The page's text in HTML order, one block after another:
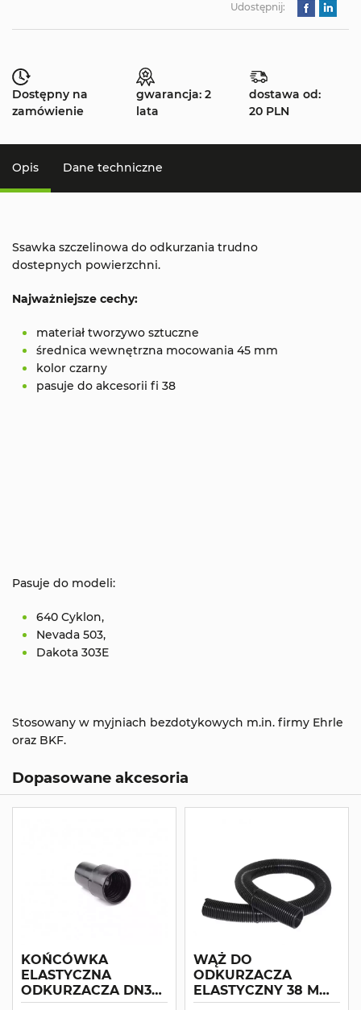
Udostępnij:
Dostępny na
zamówienie
gwarancja: 2
lata
dostawa od:
20 PLN
Opis Dane techniczne
Ssawka szczelinowa do odkurzania trudno
dostepnych powierzchni.
Najważniejsze cechy:
materiał tworzywo sztuczne
średnica wewnętrzna mocowania 45 mm
kolor czarny
pasuje do akcesorii fi 38
Pasuje do modeli:
640 Cyklon,
Nevada 503,
Dakota 303E
Stosowany w myjniach bezdotykowych m.in. firmy Ehrle
oraz BKF.
Dopasowane akcesoria
KOŃCÓWKA
ELASTYCZNA
ODKURZACZA DN38
- 38_45
WĄŻ DO
ODKURZACZA
ELASTYCZNY 38 MM
CZARNY